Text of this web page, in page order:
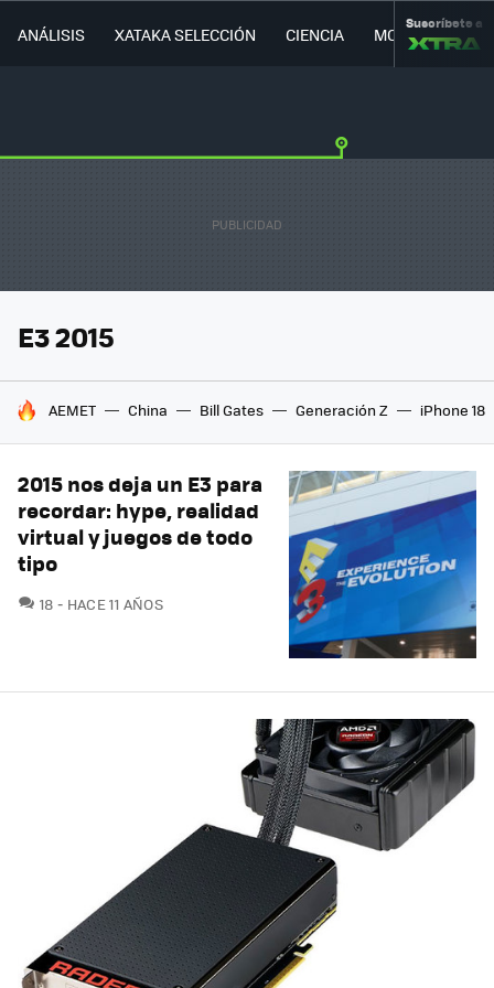
ANÁLISIS XATAKA SELECCIÓN CIENCIA MOVILIDAD
Suscríbete a
E3 2015
HOY SE HABLA DE
AEMET China Bill Gates Generación Z iPhone 18
2015 nos deja un E3 para
recordar: hype, realidad
virtual y juegos de todo
tipo
18 COMENTARIOS
HACE 11 AÑOS